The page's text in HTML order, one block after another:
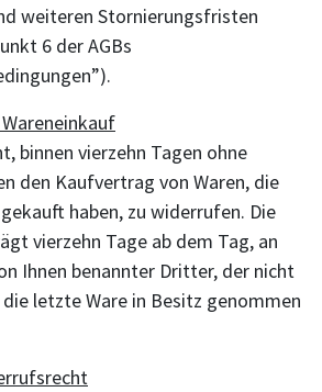
weiteren Stornierungsfristen
6 der AGBs
binnen vierzehn Tagen ohne
den Kaufvertrag von Waren, die
haben, zu widerrufen. Die
vierzehn Tage ab dem Tag, an
Ihnen benannter Dritter, der nicht
letzte Ware in Besitz genommen